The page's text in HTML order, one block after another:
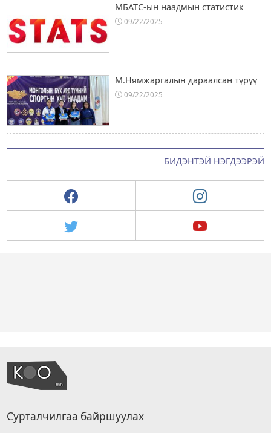
МБАТС-ын наадмын статистик
09/22/2025
М.Нямжаргалын дараалсан түрүү
09/22/2025
БИДЭНТЭЙ НЭГДЭЭРЭЙ
Сурталчилгаа байршуулах